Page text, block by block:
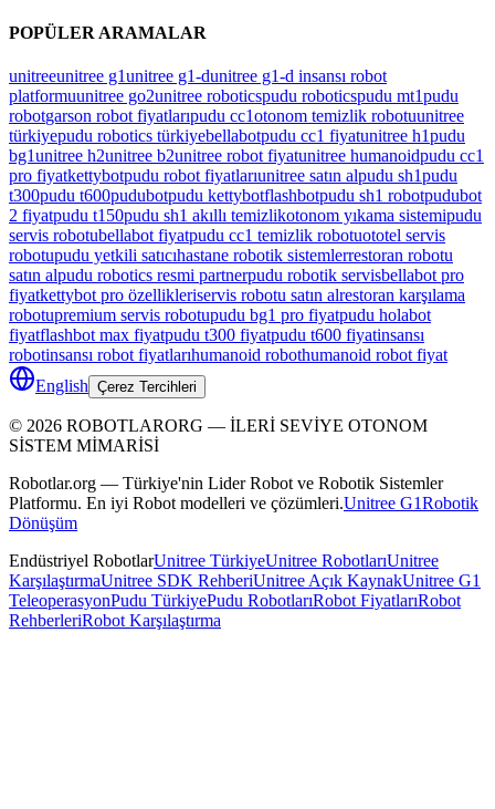
POPÜLER ARAMALAR
unitreeunitree g1unitree g1-dunitree g1-d insansı robot
platformuunitree go2unitree roboticspudu roboticspudu mt1pudu
robotgarson robot fiyatlarıpudu cc1otonom temizlik robotuunitree
türkiyepudu robotics türkiyebellabotpudu cc1 fiyatunitree h1pudu
bg1unitree h2unitree b2unitree robot fiyatunitree humanoidpudu cc1
pro fiyatkettybotpudu robot fiyatlarıunitree satın alpudu sh1pudu
t300pudu t600pudubotpudu kettybotflashbotpudu sh1 robotpudubot
2 fiyatpudu t150pudu sh1 akıllı temizlikotonom yıkama sistemipudu
servis robotubellabot fiyatpudu cc1 temizlik robotuototel servis
robotupudu yetkili satıcıhastane robotik sistemlerrestoran robotu
satın alpudu robotics resmi partnerpudu robotik servisbellabot pro
fiyatkettybot pro özellikleriservis robotu satın alrestoran karşılama
robotupremium servis robotupudu bg1 pro fiyatpudu holabot
fiyatflashbot max fiyatpudu t300 fiyatpudu t600 fiyatinsansı
robotinsansı robot fiyatlarıhumanoid robothumanoid robot fiyat
English Çerez Tercihleri
© 2026 ROBOTLARORG — İLERİ SEVİYE OTONOM
SİSTEM MİMARİSİ
Robotlar.org — Türkiye'nin Lider Robot ve Robotik Sistemler
Platformu. En iyi Robot modelleri ve çözümleri.Unitree G1Robotik
Dönüşüm
Endüstriyel RobotlarUnitree TürkiyeUnitree RobotlarıUnitree
KarşılaştırmaUnitree SDK RehberiUnitree Açık KaynakUnitree G1
TeleoperasyonPudu TürkiyePudu RobotlarıRobot FiyatlarıRobot
RehberleriRobot Karşılaştırma